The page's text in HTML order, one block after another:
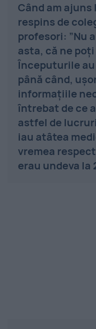
Când am
respins de
profesori: ”Nu
asta, că ne
Începuturile
până când,
informaţiile
întrebat de ce
astfel de
iau atâtea
vremea
erau undeva la